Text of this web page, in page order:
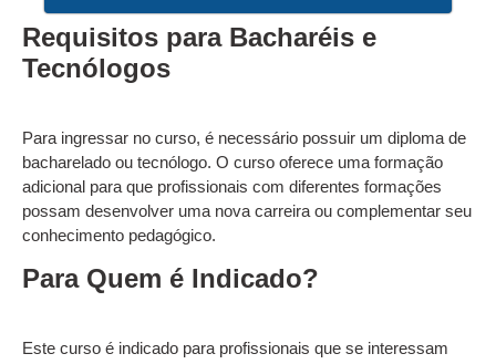
Requisitos para Bacharéis e
Tecnólogos
Para ingressar no curso, é necessário possuir um diploma de
bacharelado ou tecnólogo. O curso oferece uma formação
adicional para que profissionais com diferentes formações
possam desenvolver uma nova carreira ou complementar seu
conhecimento pedagógico.
Para Quem é Indicado?
Este curso é indicado para profissionais que se interessam